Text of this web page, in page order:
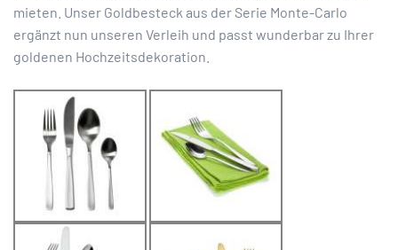
mieten. Unser Goldbesteck aus der Serie Monte-Carlo
ergänzt nun unseren Verleih und passt wunderbar zu Ihrer
goldenen Hochzeitsdekoration.